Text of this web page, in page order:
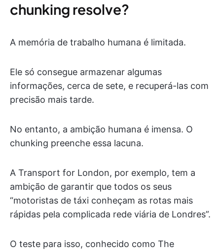
chunking resolve?
A memória de trabalho humana é limitada.
Ele só consegue armazenar algumas
informações, cerca de sete, e recuperá-las com
precisão mais tarde.
No entanto, a ambição humana é imensa. O
chunking preenche essa lacuna.
A Transport for London, por exemplo, tem a
ambição de garantir que todos os seus
“motoristas de táxi conheçam as rotas mais
rápidas pela complicada rede viária de Londres”.
O teste para isso, conhecido como The